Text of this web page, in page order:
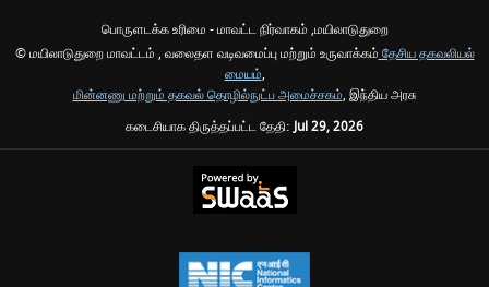
பொருளடக்க உரிமை - மாவட்ட நிர்வாகம் ,மயிலாடுதுறை
© மயிலாடுதுறை மாவட்டம் , வலைதள வடிவமைப்பு மற்றும் உருவாக்கம் தேசிய தகவலியல்
மையம்,
மின்னணு மற்றும் தகவல் தொழில்நுட்ப அமைச்சகம், இந்திய அரசு
கடைசியாக திருத்தப்பட்ட தேதி:Jul 29, 2026